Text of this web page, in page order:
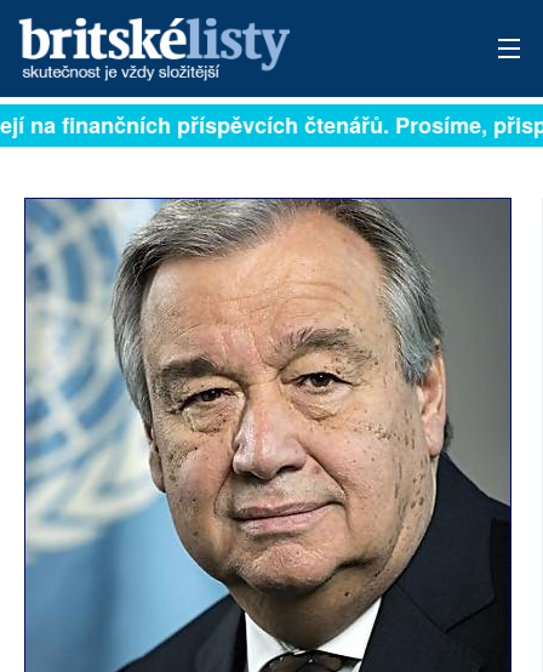
PŘIHLÁSIT
ARCHIV
ROZHOVORY
TÉMATA
NEJČTENĚJŠÍ ZA 7 DNÍ
AUTOŘI
PŘÍSPĚVKY NA PROVOZ
SOCIÁLNÍ SÍTĚ
finančních příspěvcích čtenářů. Prosíme,